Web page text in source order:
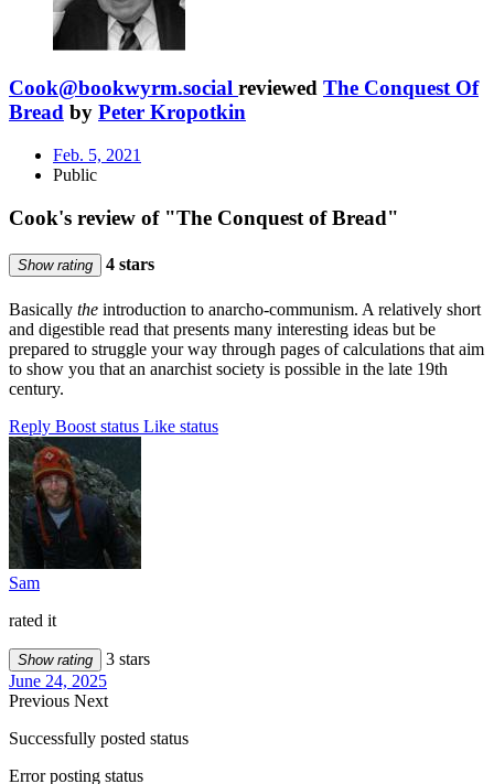
Cook@bookwyrm.social reviewed The Conquest Of
Bread by Peter Kropotkin
Feb. 5, 2021
Public
Cook's review of "The Conquest of Bread"
Show rating 4 stars
Basically the introduction to anarcho-communism. A relatively short
and digestible read that presents many interesting ideas but be
prepared to struggle your way through pages of calculations that aim
to show you that an anarchist society is possible in the late 19th
century.
Reply Boost status Like status
Sam
rated it
Show rating
3 stars
June 24, 2025
Previous Next
Successfully posted status
Error posting status